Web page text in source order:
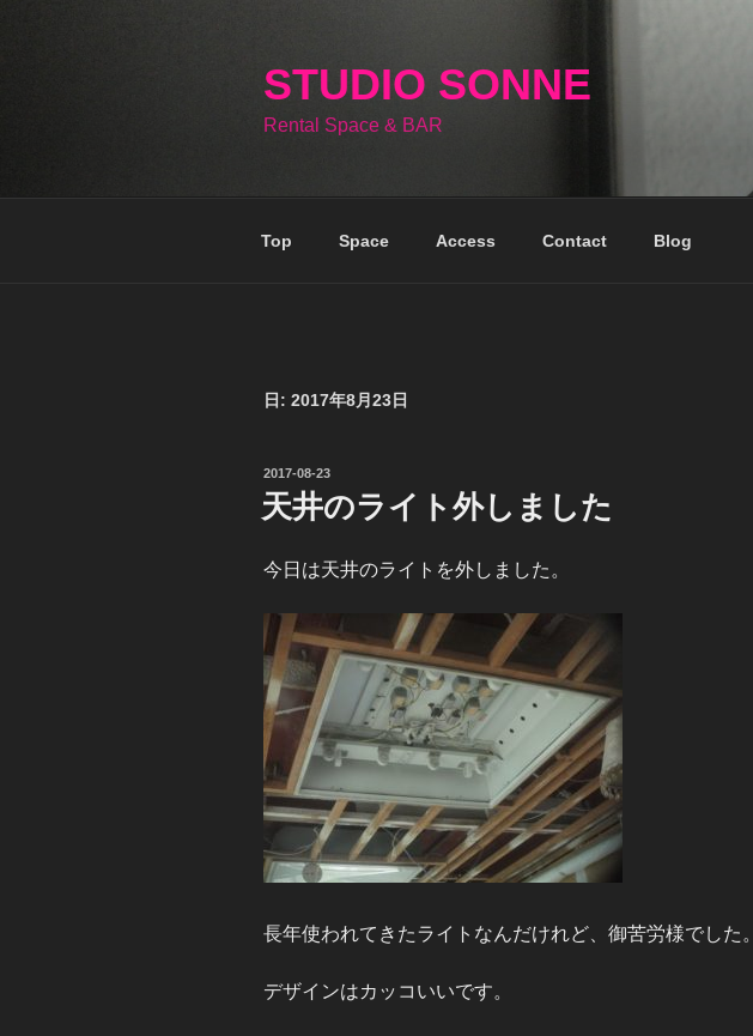
STUDIO SONNE
Rental Space & BAR
Top Space Access Contact Blog
日: 2017年8月23日
投
稿
日:
2017-08-23
天井のライト外しました
今日は天井のライトを外しました。
長年使われてきたライトなんだけれど、御苦労様でした。
デザインはカッコいいです。